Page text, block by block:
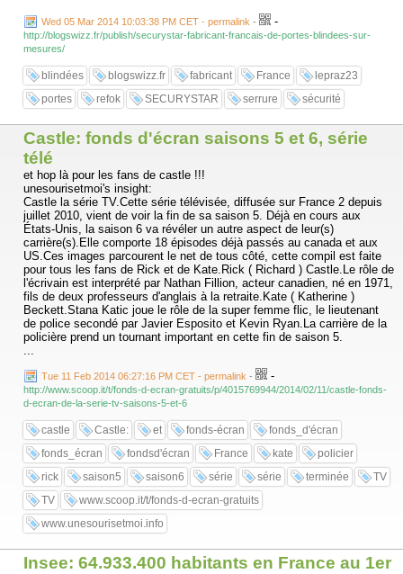
Installer ou faire poser une serrure de haute sécurité, n’est plus un luxe
de nos jours, c’est bel et bien presque devenu une obligation, il faut
donc là aussi savoir faire le bon choix.
...
Wed 05 Mar 2014 10:03:38 PM CET - permalink - -
http://blogswizz.fr/publish/securystar-fabricant-francais-de-portes-blindees-sur-
mesures/
blindées blogswizz.fr fabricant France
lepraz23
portes
refok SECURYSTAR serrure sécurité
Castle: fonds d'écran saisons 5 et 6, série
télé
et hop là pour les fans de castle !!!
unesourisetmoi's insight:
Castle la série TV.Cette série télévisée, diffusée sur France 2 depuis
juillet 2010, vient de voir la fin de sa saison 5. Déjà en cours aux
États-Unis, la saison 6 va révéler un autre aspect de leur(s)
carrière(s).Elle comporte 18 épisodes déjà passés au canada et aux
US.Ces images parcourent le net de tous côté, cette compil est faite
pour tous les fans de Rick et de Kate.Rick ( Richard ) Castle.Le rôle de
l'écrivain est interprété par Nathan Fillion, acteur canadien, né en 1971,
fils de deux professeurs d'anglais à la retraite.Kate ( Katherine )
Beckett.Stana Katic joue le rôle de la super femme flic, le lieutenant
de police secondé par Javier Esposito et Kevin Ryan.La carrière de la
policière prend un tournant important en cette fin de saison 5.
...
Tue 11 Feb 2014 06:27:16 PM CET - permalink - -
http://www.scoop.it/t/fonds-d-ecran-gratuits/p/4015769944/2014/02/11/castle-fonds-
d-ecran-de-la-serie-tv-saisons-5-et-6
castle Castle: et fonds-écran
fonds_d'écran
fonds_écran
fondsd'écran France kate
policier
rick
saison5 saison6 série série terminée
TV
TV
www.scoop.it/t/fonds-d-ecran-gratuits
www.unesourisetmoi.info
Insee: 64.933.400 habitants en France au 1er